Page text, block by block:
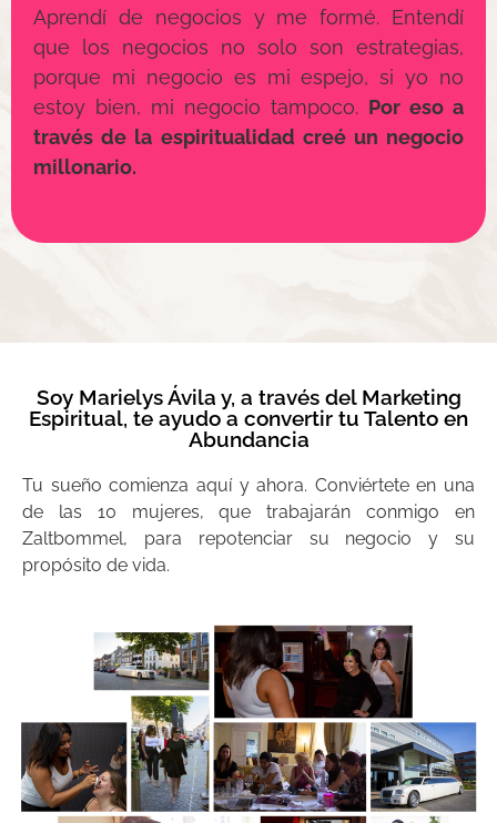
Aprendí de negocios y me formé. Entendí
que los negocios no solo son estrategias,
porque mi negocio es mi espejo, si yo no
estoy bien, mi negocio tampoco. Por eso a
través de la espiritualidad creé un negocio
millonario.
Soy Marielys Ávila y, a través del Marketing
Espiritual, te ayudo a convertir tu Talento en
Abundancia
Tu sueño comienza aquí y ahora. Conviértete en una
de las 10 mujeres, que trabajarán conmigo en
Zaltbommel, para repotenciar su negocio y su
propósito de vida.